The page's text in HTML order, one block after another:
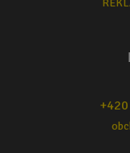
+420